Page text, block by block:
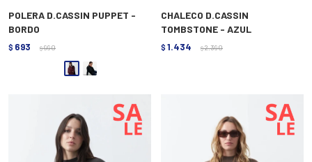
POLERA D.CASSIN PUPPET -
BORDO
$ 693 $ 990
CHALECO D.CASSIN
TOMBSTONE - AZUL
$ 1.434 $ 2.390